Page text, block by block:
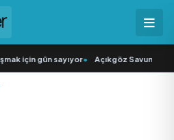
için gün sayıyor• Açıkgöz Savunma